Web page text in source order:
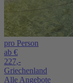
pro Person
ab €
227,-
Griechenland
Alle Angebote